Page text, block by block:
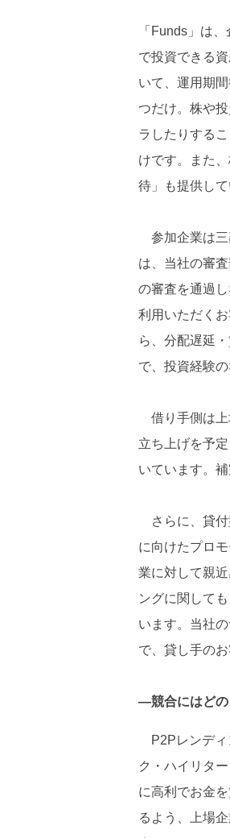
「Funds」は
で投資できる
いて、運用期
つだけ。株や
ラしたりする
けです。また
待」も提供して
参加企業は三
は、当社の審
の審査を通過
利用いただく
ら、分配遅延
で、投資経験
借り手側は上
立ち上げを予
いています。
さらに、貸付
に向けたプロ
業に対して親
ングに関して
います。当社
で、貸し手の
―競合にはどの
P2Pレンディ
ク・ハイリタ
に高利でお金
るよう、上場